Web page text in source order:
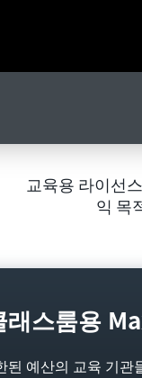
교육용 라이선
익 목
래스룸용
된 예산의 교육 기